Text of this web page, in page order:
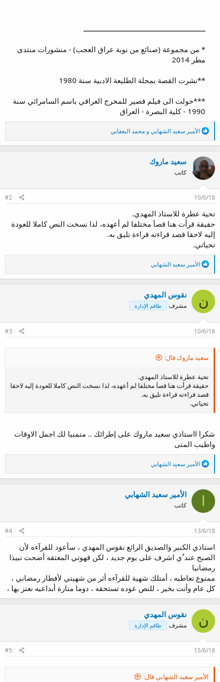
ــــــــــــــــــــــــــــــــــــــــــــــــــــــــــــــ
* من مجموعة (صنائع من نوبة عراق العجب) - منشورات منتدى
مطر 2014
**نشرت القصة بمحلة الطليعة الادبية سنة 1980
***حولت الى فيلم قصير للمخرج العراقي باسم السامرائي سنة
1990 - كلية البصرة - العراق​
ا
ت
ا
ع
ل
:
الأمير سعيد الشهابي و محمد اليعقابي
سعيد ماروك
كاتب
10/6/18
#2
تحية عطرة للاستاذ المهدي.
حقيقة قرأت هنا قصاَ مختلفا لم أعهده، لذا نسخت النص كاملا للعودة
إليه لاحقا قصد قراءته قراءة تليق به.
تحياتي.
ا
ت
ع
ل
:
الأمير سعيد الشهابي
ن نقوس المهدي
مشرف طاقم الإدارة
10/6/18
#3
سعيد ماروك قال:
تحية عطرة للاستاذ المهدي.
حقيقة قرأت هنا قصاَ مختلفا لم أعهده، لذا نسخت النص كاملا للعودة إليه لاحقا
قصد قراءته قراءة تليق به.
تحياتي.
شكرا ااستاذي سعيد ماروك على إطرائك .. متمنيا لك اجمل الاوقات
واطيب المنى
ا
ت
ل
:
الأمير سعيد الشهابي
الأمير سعيد الشهابي
كاتب
13/6/18
#4
استاذي الكبير والصديق الرائع نقوس المهدي ، سأعود للقرآءه لأن
الصبح عند ٌي اشرف على يوم جديد ، لكن قهوتي المعتقه أضحت نبيذا
رمضانيا
ممنوع تعاطيه ، أمتلك شهية للقرآءه أثر من شهيتي لأفطار رمضاني ،
كل عام وأنت بخير ، للنص عوده تستحقه ، دوما منارة أبداعيه نعتز بها ،
ن نقوس المهدي
مشرف طاقم الإدارة
15/6/18
#5
الأمير سعيد الشهابي قال: